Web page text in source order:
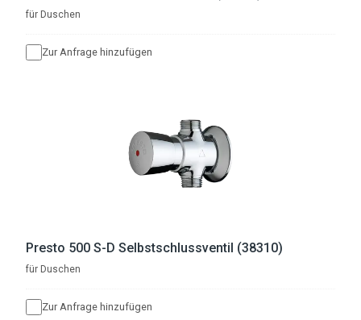
für Duschen
Zur Anfrage hinzufügen
Presto 500 S-D Selbstschlussventil (38310)
für Duschen
Zur Anfrage hinzufügen